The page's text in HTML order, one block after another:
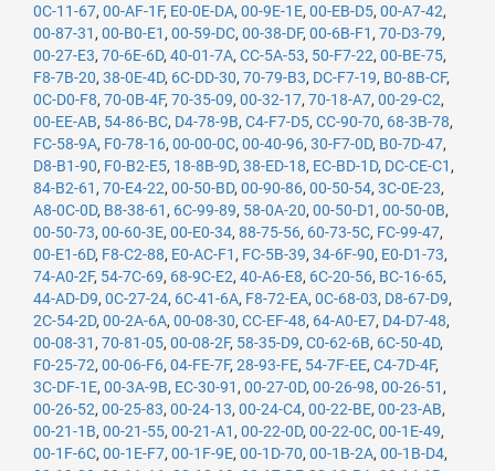
0C-11-67, 00-AF-1F, E0-0E-DA, 00-9E-1E, 00-EB-D5, 00-A7-42,
00-87-31 , 00-B0-E1 , 00-59-DC, 00-38-DF, 00-6B-F1 , 70-D3-79,
00-27-E3, 70-6E-6D, 40-01-7A, CC-5A-53, 50-F7-22, 00-BE-75,
F8-7B-20, 38-0E-4D, 6C-DD-30, 70-79-B3, DC-F7-19, B0-8B-CF,
0C-D0-F8, 70-0B-4F, 70-35-09, 00-32-17, 70-18-A7, 00-29-C2,
00-EE-AB, 54-86-BC, D4-78-9B, C4-F7-D5, CC-90-70, 68-3B-78,
FC-58-9A, F0-78-16, 00-00-0C, 00-40-96, 30-F7-0D, B0-7D-47,
D8-B1-90, F0-B2-E5, 18-8B-9D, 38-ED-18, EC-BD-1D, DC-CE-C1 ,
84-B2-61 , 70-E4-22, 00-50-BD, 00-90-86, 00-50-54, 3C-0E-23,
A8-0C-0D, B8-38-61 , 6C-99-89, 58-0A-20, 00-50-D1 , 00-50-0B,
00-50-73, 00-60-3E, 00-E0-34, 88-75-56, 60-73-5C, FC-99-47,
00-E1-6D, F8-C2-88, E0-AC-F1 , FC-5B-39, 34-6F-90, E0-D1-73,
74-A0-2F, 54-7C-69, 68-9C-E2, 40-A6-E8, 6C-20-56, BC-16-65,
44-AD-D9, 0C-27-24, 6C-41-6A, F8-72-EA, 0C-68-03, D8-67-D9,
2C-54-2D, 00-2A-6A, 00-08-30, CC-EF-48, 64-A0-E7, D4-D7-48,
00-08-31 , 70-81-05, 00-08-2F, 58-35-D9, C0-62-6B, 6C-50-4D,
F0-25-72, 00-06-F6, 04-FE-7F, 28-93-FE, 54-7F-EE, C4-7D-4F,
3C-DF-1E, 00-3A-9B, EC-30-91 , 00-27-0D, 00-26-98, 00-26-51 ,
00-26-52, 00-25-83, 00-24-13, 00-24-C4, 00-22-BE, 00-23-AB,
00-21-1B, 00-21-55, 00-21-A1 , 00-22-0D, 00-22-0C, 00-1E-49,
00-1F-6C, 00-1E-F7, 00-1F-9E, 00-1D-70, 00-1B-2A, 00-1B-D4,